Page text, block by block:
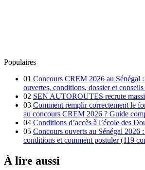
Populaires
01 Concours CREM 2026 au Sénégal
ouvertes, conditions, dossier et
02 SEN AUTOROUTES recrute
03 Comment remplir correctement le
au concours CREM 2026 ? Guide
04 Conditions d’accès à l’école des
05 Concours ouverts au Sénégal 2026
conditions et comment postuler (119
À lire aussi